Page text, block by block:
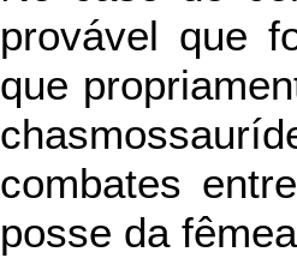
provável que
que
combates
posse da